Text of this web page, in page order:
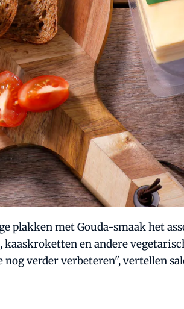
plakken met Gouda-smaak het
en andere
verder verbeteren", vertellen